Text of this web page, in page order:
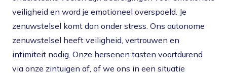
veiligheid en word je emotioneel overspoeld. Je
zenuwstelsel komt dan onder stress. Ons autonome
zenuwstelsel heeft veiligheid, vertrouwen en
intimiteit nodig. Onze hersenen tasten voortdurend
via onze zintuigen af, of we ons in een situatie